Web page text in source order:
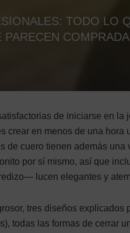
TODO LO
PARECEN
de iniciarse en la
crear en menos de una hora
de cuero tienen además una
por sí mismo, así que
lucen elegantes y
tres diseños explicados
todas las formas de cerrar